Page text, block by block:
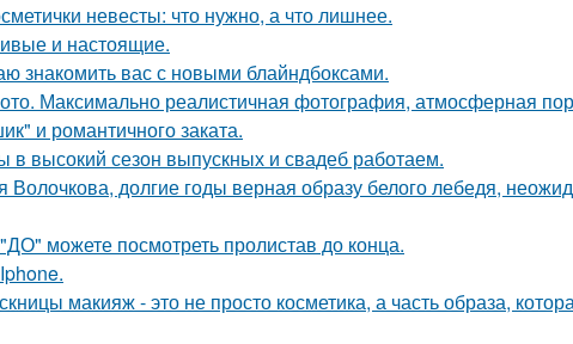
невесты: что нужно, а что лишнее.
и настоящие.
знакомить вас с новыми блайндбоксами.
Максимально реалистичная фотография, атмосферная
и романтичного заката.
в высокий сезон выпускных и свадеб работаем.
Волочкова, долгие годы верная образу белого лебедя,
можете посмотреть пролистав до конца.
макияж - это не просто косметика, а часть образа,